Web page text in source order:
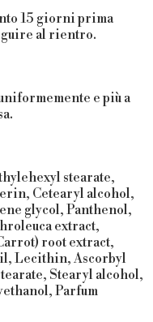
15 giorni prima
al rientro.
e più a
stearate,
Cetearyl alcohol,
glycol, Panthenol,
extract,
root extract,
Lecithin, Ascorbyl
Stearyl alcohol,
Parfum